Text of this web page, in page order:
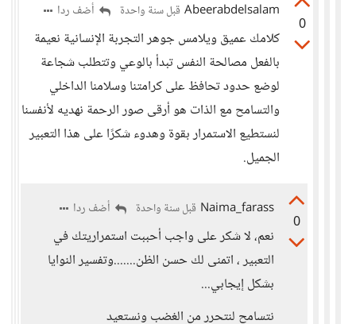
0
Abeerabdelsalam قبل سنة واحدة أضف ردا
كلامك عميق ويلامس جوهر التجربة الإنسانية نعيمة
بالفعل مصالحة النفس تبدأ بالوعي وتتطلب شجاعة
لوضع حدود تحافظ على كرامتنا وسلامنا الداخلي
والتسامح مع الذات هو أرقى صور الرحمة نهديه لأنفسنا
لنستطيع الاستمرار بقوة وهدوء شكرًا على هذا التعبير
الجميل.
0
Naima_farass قبل سنة واحدة أضف ردا
نعم، لا شكر على واجب أحببت استمراريتك في
التعبير ، اتمنى لك حسن الظن.......وتفسير النوايا
بشكل إيجابي...
نتسامح لنتحرر من الغضب ونستعيد